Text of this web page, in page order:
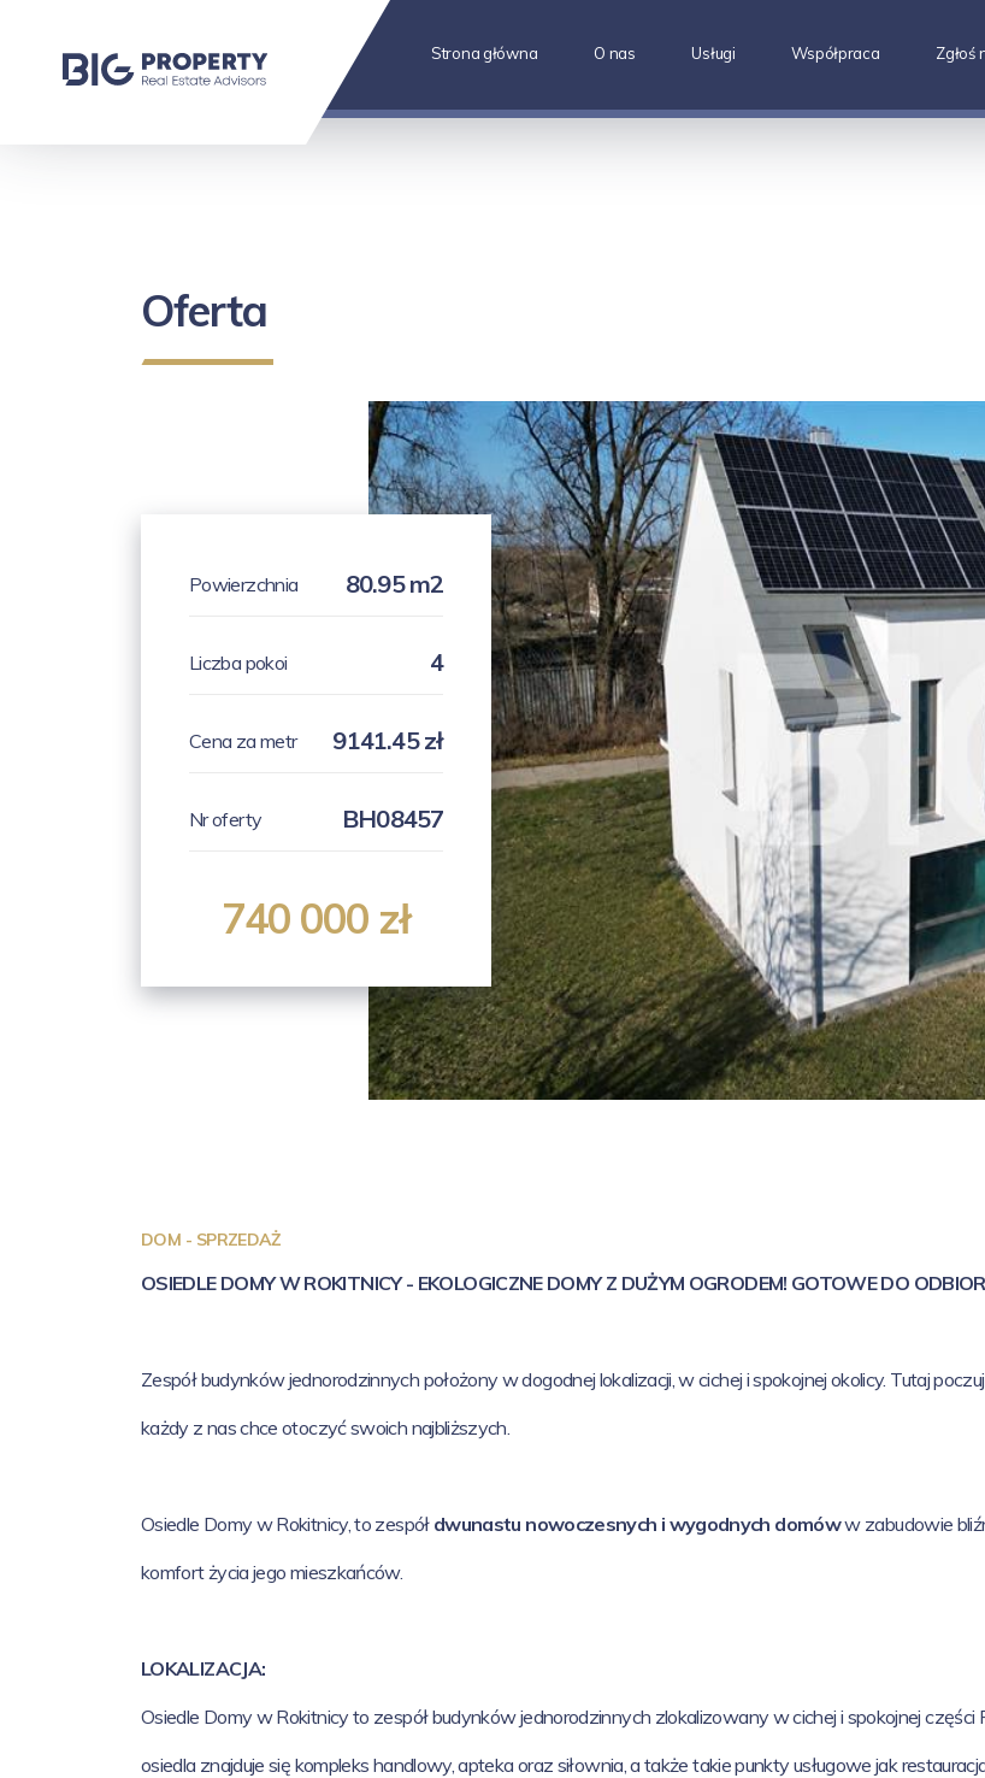
Strona główna O nas Usługi Współpraca Zgłoś
Oferta
Powierzchnia 80.95 m2
Liczba pokoi 4
Cena za metr 9141.45 zł
Nr oferty BH08457
740 000 zł
DOM - SPRZEDAŻ
OSIEDLE DOMY W ROKITNICY - EKOLOGICZNE DOMY Z DUŻYM OGRODEM! GOTOWE DO
Zespół budynków jednorodzinnych położony w dogodnej lokalizacji, w cichej i spokojnej okolicy. Tutaj
każdy z nas chce otoczyć swoich najbliższych.
Osiedle Domy w Rokitnicy, to zespół dwunastu nowoczesnych i wygodnych domóww zabudowie
komfort życia jego mieszkańców.
LOKALIZACJA:
Osiedle Domy w Rokitnicy to zespół budynków jednorodzinnych zlokalizowany w cichej i spokojnej części
osiedla znajduje się kompleks handlowy, apteka oraz siłownia, a także takie punkty usługowe jak